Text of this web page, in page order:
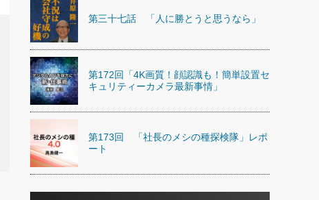
国スポーツ・ビジネスに学ぶ心理学(98)
橋一喜の『これぞ！"本物の温泉"』(157)
第三十七話 「人に勝とうと思うなら」
第172回「4K画質！顔認識も！簡単設置セ
キュリティーカメラ最新事情」
第173回 「社長のメシの種探検隊」レポ
ート